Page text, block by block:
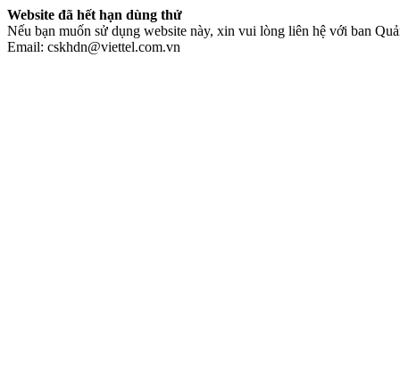
Website đã hết hạn dùng thử
Nếu bạn muốn sử dụng website này, xin vui lòng liên hệ với ban
Email: cskhdn@viettel.com.vn